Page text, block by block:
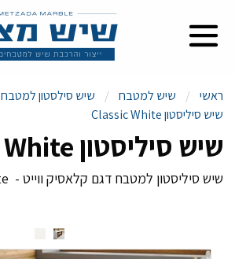
ראשי שיש למטבח
שיש סילסטון למטבח
שיש סיליסטון Classic White
שיש סיליסטון Classic White
שיש סיליסטון למטבח דגם קלאסיק ווייט - Classic White